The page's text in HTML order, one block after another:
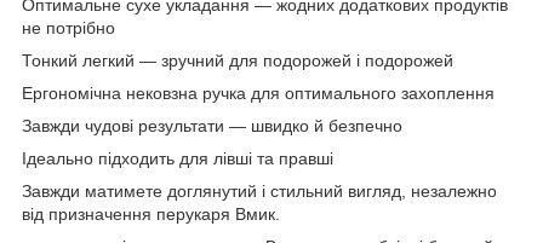
Оптимальне сухе укладання — жодних додаткових продуктів
не потрібно
Тонкий легкий — зручний для подорожей і подорожей
Ергономічна нековзна ручка для оптимального захоплення
Завжди чудові результати — швидко й безпечно
Ідеально підходить для лівші та правші
Завжди матимете доглянутий і стильний вигляд, незалежно
від призначення перукаря Вмик.